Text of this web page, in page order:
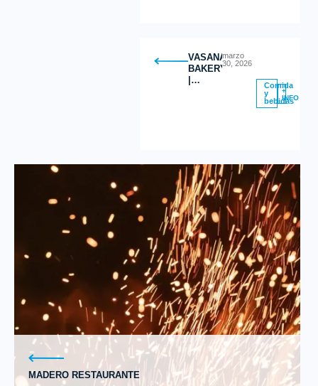
VASANA
BAKERY
marzo
30, 2026
Comida
y
bebidas
+
INFO
MADERO RESTAURANTE